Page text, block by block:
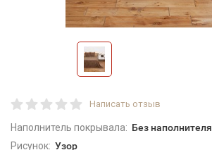
Написать отзыв
Наполнитель покрывала: Без наполнителя
Рисунок: Узор